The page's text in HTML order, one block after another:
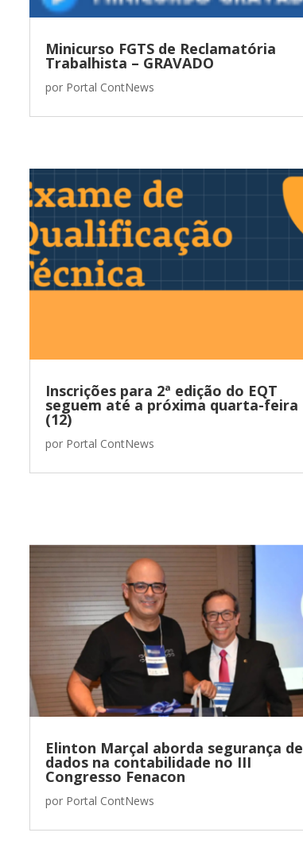
Minicurso FGTS de Reclamatória
Trabalhista – GRAVADO
por Portal ContNews
Inscrições para 2ª edição do EQT
seguem até a próxima quarta-feira
(12)
por Portal ContNews
Elinton Marçal aborda segurança de
dados na contabilidade no III
Congresso Fenacon
por Portal ContNews